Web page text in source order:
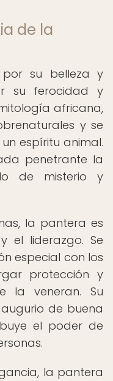
de la
su belleza y
su ferocidad y
africana,
y se
espíritu animal.
penetrante la
de misterio y
la pantera es
el liderazgo. Se
especial con los
protección y
la veneran. Su
de buena
el poder de
la pantera